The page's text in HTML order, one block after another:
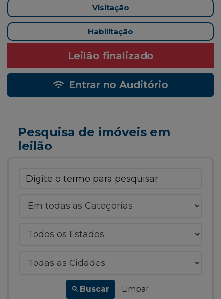
Visitação
Habilitação
Leilão finalizado
Entrar no Auditório
Pesquisa de imóveis em
leilão
Buscar Limpar